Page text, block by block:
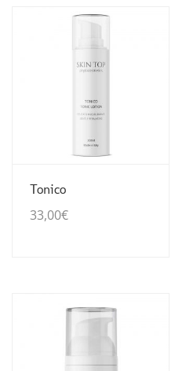
Guarda Dettagli
Tonico
33,00€